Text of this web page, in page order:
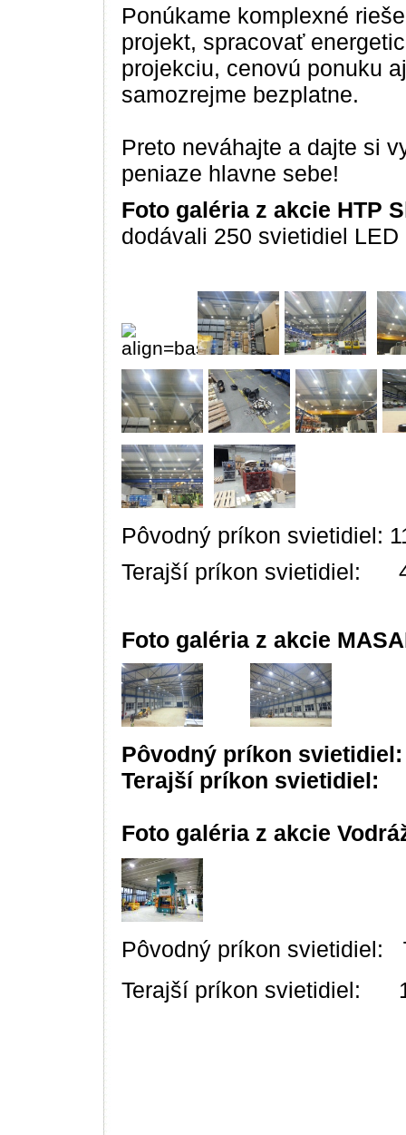
Ponúkame komplexné
projekt, spracovať
projekciu, cenovú ponuku
samozrejme bezplatne.
Preto neváhajte a dajte si
peniaze hlavne sebe!
Foto galéria z akcie HTP
dodávali 250 svietidiel
Pôvodný príkon svietidiel:
Terajší príkon svietidiel:
Foto galéria z akcie
Pôvodný príkon svietidiel:
Terajší príkon svietidiel:
Foto galéria z akcie
Pôvodný príkon svietidiel:
Terajší príkon svietidiel: